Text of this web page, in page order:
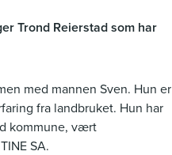
Trond Reierstad som har
med mannen Sven. Hun er
fra landbruket. Hun har
kommune, vært
SA.